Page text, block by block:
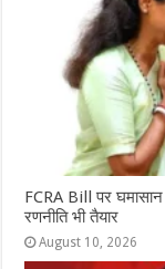
FCRA Bill पर
रणनीति भी तैयार
August 10, 2026